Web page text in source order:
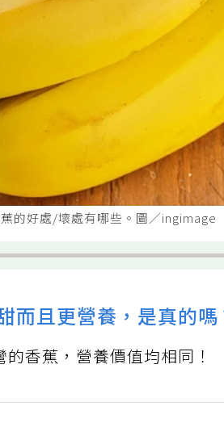
的好處/壞處有哪些。圖／ingimage
而且更營養，是真的嗎
香蕉，營養價值均相同！